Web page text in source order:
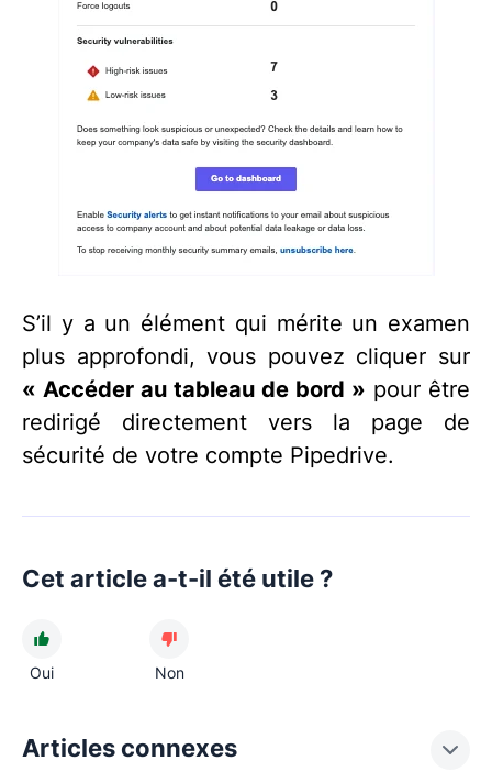
S’il y a un élément qui mérite un examen
plus approfondi, vous pouvez cliquer sur
« Accéder au tableau de bord » pour être
redirigé directement vers la page de
sécurité de votre compte Pipedrive.
Cet article a-t-il été utile ?
Oui Non
Articles connexes